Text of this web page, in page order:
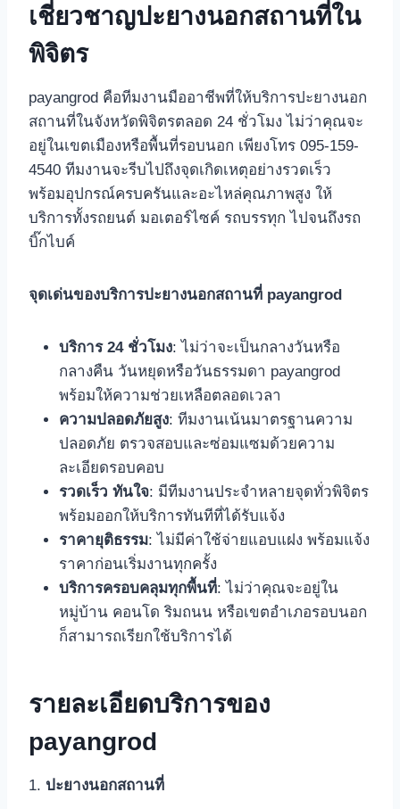
เชี่ยวชาญปะยางนอกสถานที่ใน
พิจิตร
payangrod คือทีมงานมืออาชีพที่ให้บริการปะยางนอก
สถานที่ในจังหวัดพิจิตรตลอด 24 ชั่วโมง ไม่ว่าคุณจะ
อยู่ในเขตเมืองหรือพื้นที่รอบนอก เพียงโทร 095-159-
4540 ทีมงานจะรีบไปถึงจุดเกิดเหตุอย่างรวดเร็ว
พร้อมอุปกรณ์ครบครันและอะไหล่คุณภาพสูง ให้
บริการทั้งรถยนต์ มอเตอร์ไซค์ รถบรรทุก ไปจนถึงรถ
บิ๊กไบค์
จุดเด่นของบริการปะยางนอกสถานที่ payangrod
บริการ 24 ชั่วโมง: ไม่ว่าจะเป็นกลางวันหรือ
กลางคืน วันหยุดหรือวันธรรมดา payangrod
พร้อมให้ความช่วยเหลือตลอดเวลา
ความปลอดภัยสูง: ทีมงานเน้นมาตรฐานความ
ปลอดภัย ตรวจสอบและซ่อมแซมด้วยความ
ละเอียดรอบคอบ
รวดเร็ว ทันใจ: มีทีมงานประจำหลายจุดทั่วพิจิตร
พร้อมออกให้บริการทันทีที่ได้รับแจ้ง
ราคายุติธรรม: ไม่มีค่าใช้จ่ายแอบแฝง พร้อมแจ้ง
ราคาก่อนเริ่มงานทุกครั้ง
บริการครอบคลุมทุกพื้นที่: ไม่ว่าคุณจะอยู่ใน
หมู่บ้าน คอนโด ริมถนน หรือเขตอำเภอรอบนอก
ก็สามารถเรียกใช้บริการได้
รายละเอียดบริการของ
payangrod
1. ปะยางนอกสถานที่